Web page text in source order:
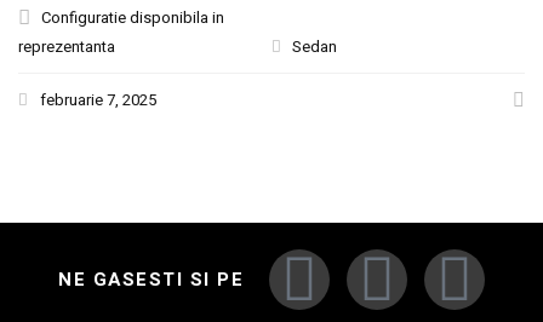
Configuratie disponibila in
reprezentanta
Sedan
februarie 7, 2025
NE GASESTI SI PE